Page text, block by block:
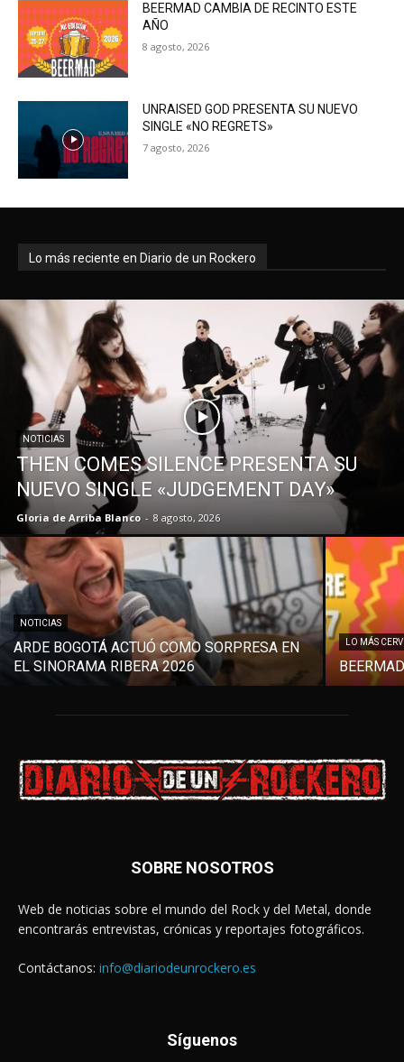
BEERMAD CAMBIA DE RECINTO ESTE
AÑO
8 agosto, 2026
UNRAISED GOD PRESENTA SU NUEVO
SINGLE «NO REGRETS»
7 agosto, 2026
Lo más reciente en Diario de un Rockero
NOTICIAS
THEN COMES SILENCE PRESENTA SU
NUEVO SINGLE «JUDGEMENT DAY»
Gloria de Arriba Blanco - 8 agosto, 2026
NOTICIAS
ARDE BOGOTÁ ACTUÓ COMO SORPRESA EN
EL SINORAMA RIBERA 2026
LO MÁS
SOBRE NOSOTROS
Web de noticias sobre el mundo del Rock y del Metal, donde
encontrarás entrevistas, crónicas y reportajes fotográficos.
Contáctanos: info@diariodeunrockero.es
Síguenos